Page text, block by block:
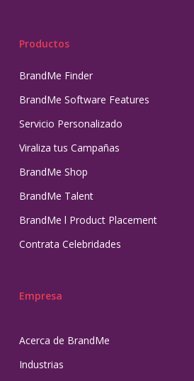
Productos
BrandMe Finder
BrandMe Software Features
Servicio Personalizado
Viraliza tus Campañas
BrandMe Shop
BrandMe Talent
BrandMe l Product Placement
Contrata Celebridades
Empresa
Acerca de BrandMe
Industrias